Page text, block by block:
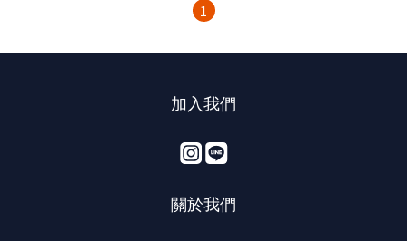
1
加入我們
關於我們